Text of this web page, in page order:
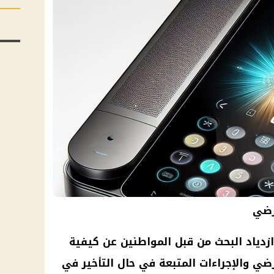
البحث من قبل المواطنين عن كيفية
والإجراءات المتبعة في حال التأخير في